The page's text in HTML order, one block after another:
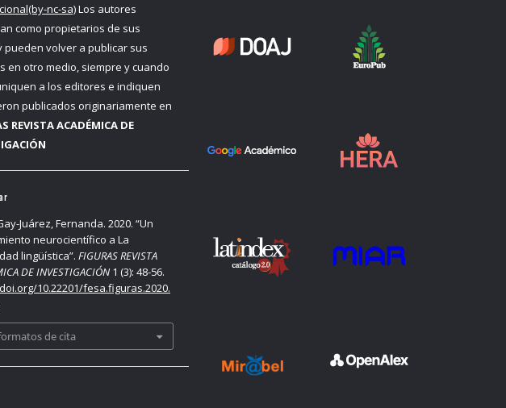
nc-sa)Los autores
como propietarios de sus
pueden volver a publicar sus
en otro medio, siempre y cuando
a los editores e indiquen
publicados originariamente en
REVISTA ACADÉMICA DE
Juárez, Fernanda. 2020. “Un
neurocientífico a La
lingüística”.FIGURAS REVISTA
DE INVESTIGACIÓN 1 (3): 48-56.
10.22201/fesa.figuras.2020.
de cita